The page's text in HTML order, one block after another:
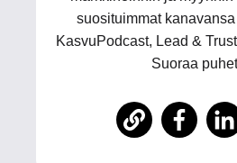
suosituimmat
KasvuPodcast, Lead &
Suoraa